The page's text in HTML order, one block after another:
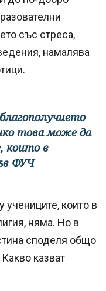
със стреса,
намалява
това може да
които в
ФУЧ
учениците, които в
няма. Но в
споделя общо
казват